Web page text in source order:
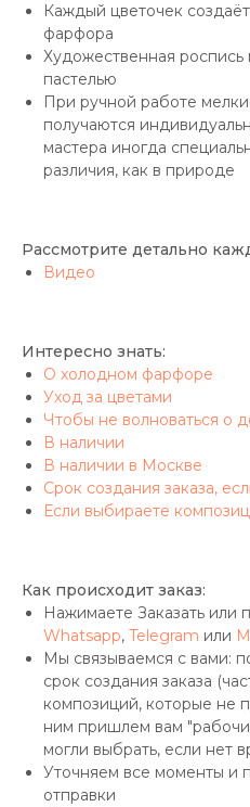
Каждый цветочек
фарфора
Художественная
пастелью
При ручной работе
получаются
мастера иногда
различия, как в природе
Рассмотрите детально
Видео
Интересно знать:
О холодном фарфоре
Уход за цветами
Чтобы не волноваться о
В наличии
В наличии в Москве
Срок создания заказа,
Если выбираете
Как происходит заказ:
Нажимаете Заказать или
Whatsapp, Telegram или
Мы связываемся с вами:
срок создания заказа
композиций, которые не
ним пришлем вам
могли выбрать, если нет
Уточняем все моменты и
отправки